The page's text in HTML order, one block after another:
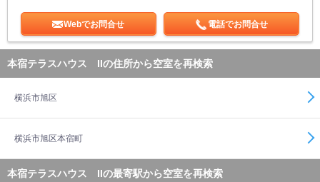
Webでお問合せ 電話でお問合せ
本宿テラスハウス IIの住所から空室を再検索
横浜市旭区
横浜市旭区本宿町
本宿テラスハウス IIの最寄駅から空室を再検索